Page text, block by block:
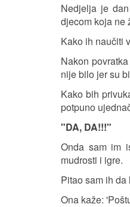
Nedjelja je
djecom koja ne
Kako ih naučiti
Nakon
nije bilo jer su
Kako bih
potpuno
"DA, DA!!!"
Onda sam im
mudrosti i igre.
Pitao sam ih
Ona kaže: